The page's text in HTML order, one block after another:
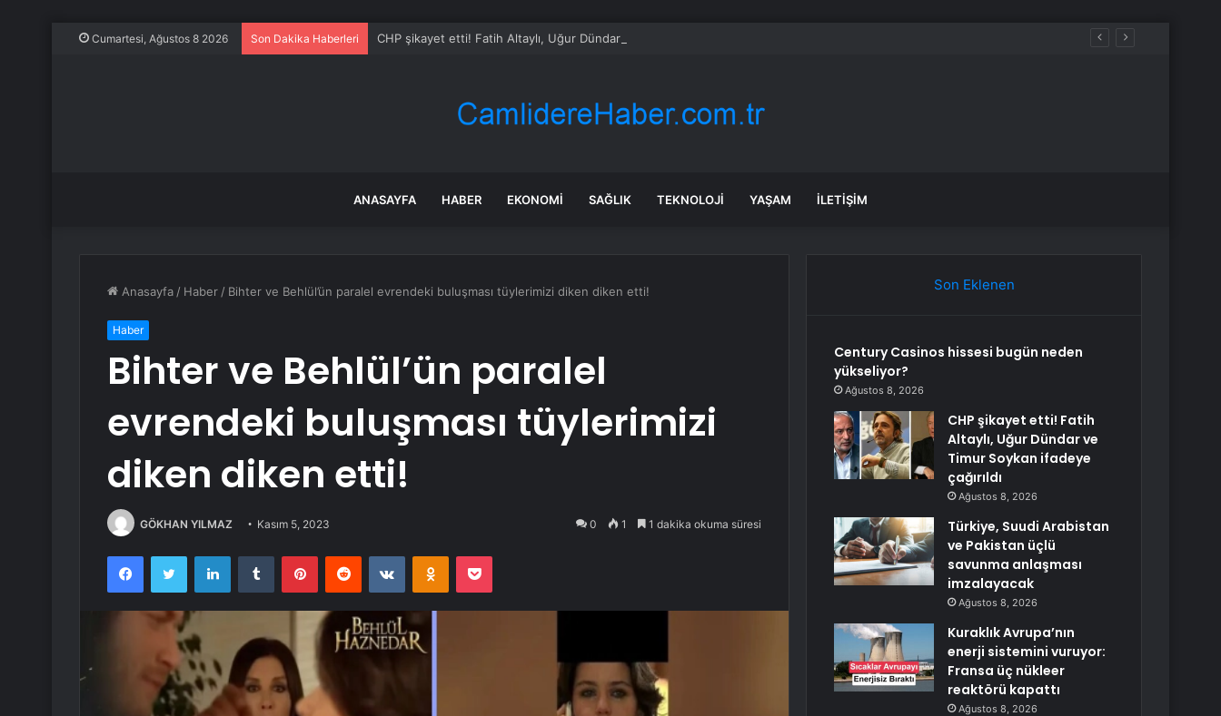
Cumartesi, Ağustos 8 2026 Son Dakika Haberleri CHP şikayet etti! Fatih Altaylı, Uğur Dündar ve Timur Soykan ifadeye çağırıldı
ANASAYFA HABER EKONOMI SAĞLIK TEKNOLOJI YAŞAM İLETIŞIM
Anasayfa / Haber / Bihter ve Behlül’ün paralel evrendeki buluşması tüylerimizi diken diken etti!
Haber
Bihter ve Behlül’ün paralel
evrendeki buluşması tüylerimizi
diken diken etti!
GÖKHAN YILMAZ Kasım 5, 2023 0 1 1 dakika okuma süresi
FacebookTwitter LinkedInTumblr PinterestReddit VKontakteOdnoklassniki
Pocket
Son Eklenen
Century Casinos hissesi bugün neden
yükseliyor?
Ağustos 8, 2026
CHP şikayet etti! Fatih
Altaylı, Uğur Dündar ve
Timur Soykan ifadeye
çağırıldı
Ağustos 8, 2026
Türkiye, Suudi Arabistan
ve Pakistan üçlü
savunma anlaşması
imzalayacak
Ağustos 8, 2026
Kuraklık Avrupa’nın
enerji sistemini vuruyor:
Fransa üç nükleer
reaktörü kapattı
Ağustos 8, 2026